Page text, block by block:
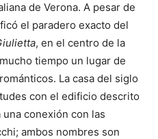
de Verona. A pesar de
el paradero exacto del
, en el centro de la
tiempo un lugar de
La casa del siglo
con el edificio descrito
conexión con las
ambos nombres son